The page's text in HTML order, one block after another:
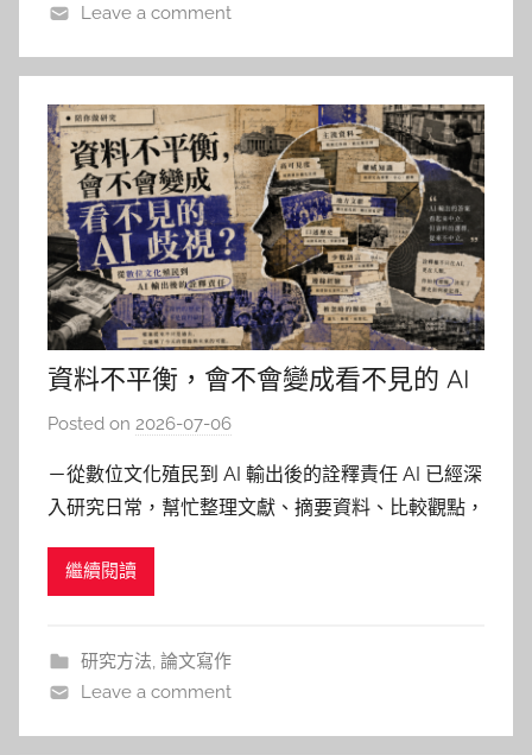
Leave a comment
資料不平衡，會不會變成看不見的 AI
歧視？
Posted on 2026-07-06
柯
文
－從數位文化殖民到 AI 輸出後的詮釋責任 AI 已經深
入研究日常，幫忙整理文獻、摘要資料、比較觀點，
覺的影子；畢竟 AI 幻覺一旦出現在你的研究或是參
篇文章
繼續閱讀
研究方法, 論文寫作
Leave a comment